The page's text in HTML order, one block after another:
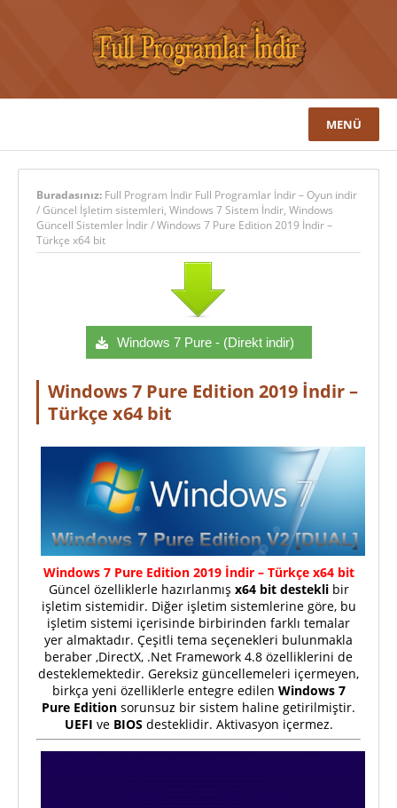
MENÜ
Buradasınız: Full Program İndir Full Programlar İndir – Oyun indir
/Güncel İşletim sistemleri, Windows 7 Sistem İndir, Windows
Güncell Sistemler İndir/Windows 7 Pure Edition 2019 İndir –
Türkçe x64 bit
Windows 7 Pure - (Direkt indir)
Windows 7 Pure Edition 2019 İndir –
Türkçe x64 bit
Windows 7 Pure Edition 2019 İndir – Türkçe x64 bit
Güncel özelliklerle hazırlanmış x64 bit desteklibir
işletim sistemidir. Diğer işletim sistemlerine göre, bu
işletim sistemi içerisinde birbirinden farklı temalar
yer almaktadır. Çeşitli tema seçenekleri bulunmakla
beraber ,DirectX, .Net Framework 4.8 özelliklerini de
desteklemektedir. Gereksiz güncellemeleri içermeyen,
birkça yeni özelliklerle entegre edilen Windows 7
Pure Edition sorunsuz bir sistem haline getirilmiştir.
UEFI ve BIOS desteklidir. Aktivasyon içermez.